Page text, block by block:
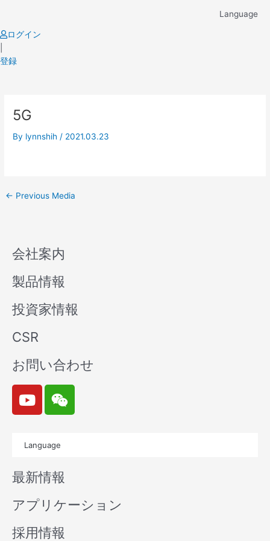
content
Language
ログイン
登録
5G
By lynnshih / 2021.03.23
navigation
← Previous Media
会社案内
製品情報
投資家情報
CSR
お問い合わせ
Y
o
u
b
e
W
e
i
n
Language
最新情報
アプリケーション
採用情報